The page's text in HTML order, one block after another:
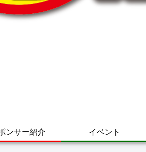
ンサー紹介 イベント